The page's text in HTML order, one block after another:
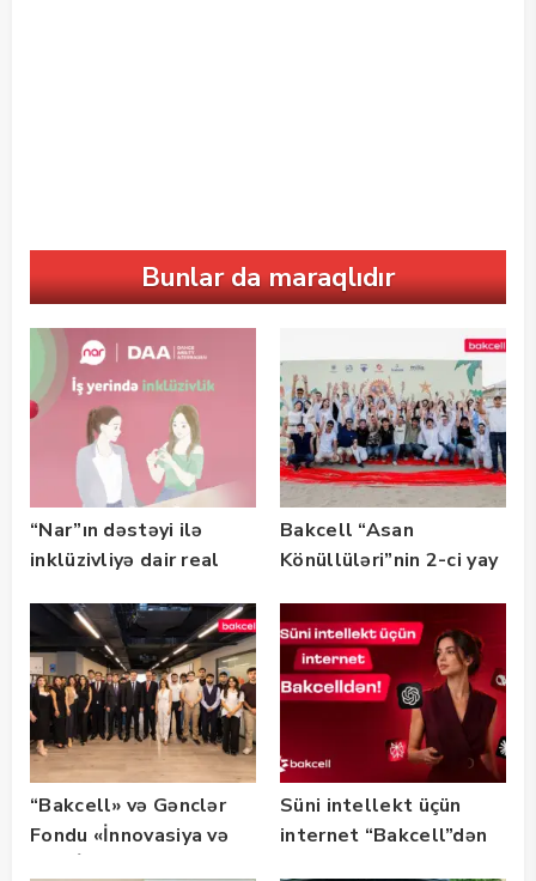
Bunlar da maraqlıdır
“Nar”ın dəstəyi ilə
inklüzivliyə dair real
təqdim edilir
Bakcell “Asan
Könüllüləri”nin 2-ci yay
olub — FOTO
“Bakcell» və Gənclər
Fondu «İnnovasiya və
Süni intellekt üçün
internet “Bakcell”dən